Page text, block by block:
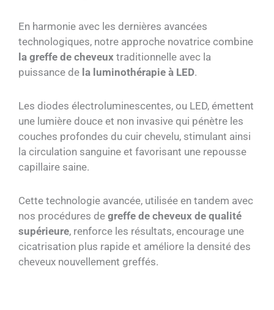
En harmonie avec les dernières avancées
technologiques, notre approche novatrice combine
la greffe de cheveux traditionnelle avec la
puissance de la luminothérapie à LED.
Les diodes électroluminescentes, ou LED, émettent
une lumière douce et non invasive qui pénètre les
couches profondes du cuir chevelu, stimulant ainsi
la circulation sanguine et favorisant une repousse
capillaire saine.
Cette technologie avancée, utilisée en tandem avec
nos procédures de greffe de cheveux de qualité
supérieure, renforce les résultats, encourage une
cicatrisation plus rapide et améliore la densité des
cheveux nouvellement greffés.